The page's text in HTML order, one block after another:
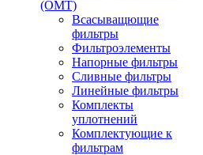
(OMT)
Всасыващющие
фильтры
Фильтроэлементы
Напорные фильтры
Сливные фильтры
Линейные фильтры
Комплекты
уплотнений
Комплектующие к
фильтрам